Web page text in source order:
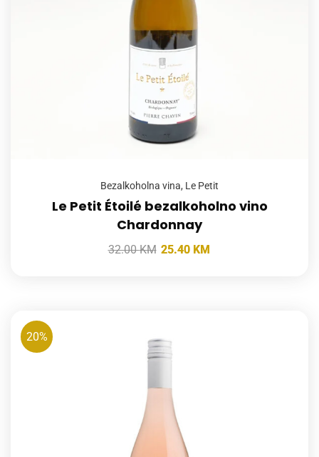
Bezalkoholna vina, Le Petit
Le Petit Étoilé bezalkoholno vino
Chardonnay
32.00KM 25.40 KM
20%